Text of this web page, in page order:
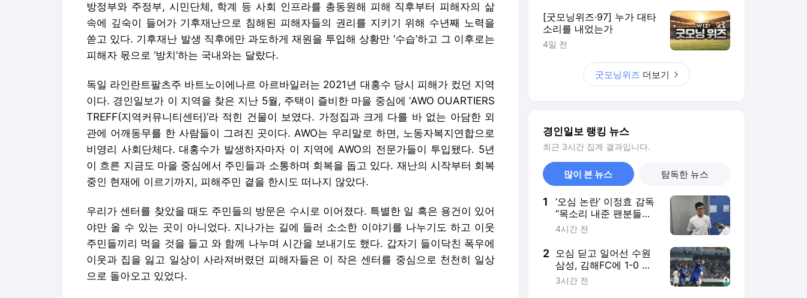
방정부와 주정부, 시민단체, 학계 등 사회 인프라를 총동원해 피해 직후부터 피해자의 삶
속에 깊숙이 들어가 기후재난으로 침해된 피해자들의 권리를 지키기 위해 수년째 노력을
쏟고 있다. 기후재난 발생 직후에만 과도하게 재원을 투입해 상황만 ‘수습’하고 그 이후로는
피해자 몫으로 ‘방치’하는 국내와는 달랐다.
독일 라인란트팔츠주 바트노이에나르 아르바일러는 2021년 대홍수 당시 피해가 컸던 지역
이다. 경인일보가 이 지역을 찾은 지난 5월, 주택이 즐비한 마을 중심에 ‘AWO OUARTIERS
TREFF(지역커뮤니티센터)’라 적힌 건물이 보였다. 가정집과 크게 다를 바 없는 아담한 외
관에 어깨동무를 한 사람들이 그려진 곳이다. AWO는 우리말로 하면, 노동자복지연합으로
비영리 사회단체다. 대홍수가 발생하자마자 이 지역에 AWO의 전문가들이 투입됐다. 5년
이 흐른 지금도 마을 중심에서 주민들과 소통하며 회복을 돕고 있다. 재난의 시작부터 회복
중인 현재에 이르기까지, 피해주민 곁을 한시도 떠나지 않았다.
우리가 센터를 찾았을 때도 주민들의 방문은 수시로 이어졌다. 특별한 일 혹은 용건이 있어
야만 올 수 있는 곳이 아니었다. 지나가는 길에 들러 소소한 이야기를 나누기도 하고 이웃
주민들끼리 먹을 것을 들고 와 함께 나누며 시간을 보내기도 했다. 갑자기 들이닥친 폭우에
이웃과 집을 잃고 일상이 사라져버렸던 피해자들은 이 작은 센터를 중심으로 천천히 일상
으로 돌아오고 있었다.
[굿모닝위즈·97] 누가 대타
소리를 내었는가
4일 전
굿모닝위즈 더보기
경인일보 랭킹 뉴스
최근 3시간 집계 결과입니다.
많이 본 뉴스 탐독한 뉴스
1
‘오심 논란’ 이정효 감독
“목소리 내준 팬분들과
구단에 감사… 경기로
4시간 전
2 오심 딛고 일어선 수원
삼성, 김해FC에 1-0 승
리…선두 굳히기 성공
3시간 전